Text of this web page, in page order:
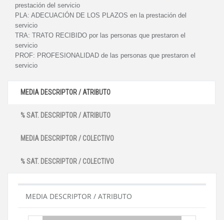
prestación del servicio
PLA: ADECUACIÓN DE LOS PLAZOS en la prestación del
servicio
TRA: TRATO RECIBIDO por las personas que prestaron el
servicio
PROF: PROFESIONALIDAD de las personas que prestaron el
servicio
MEDIA DESCRIPTOR / ATRIBUTO
% SAT. DESCRIPTOR / ATRIBUTO
MEDIA DESCRIPTOR / COLECTIVO
% SAT. DESCRIPTOR / COLECTIVO
MEDIA DESCRIPTOR / ATRIBUTO